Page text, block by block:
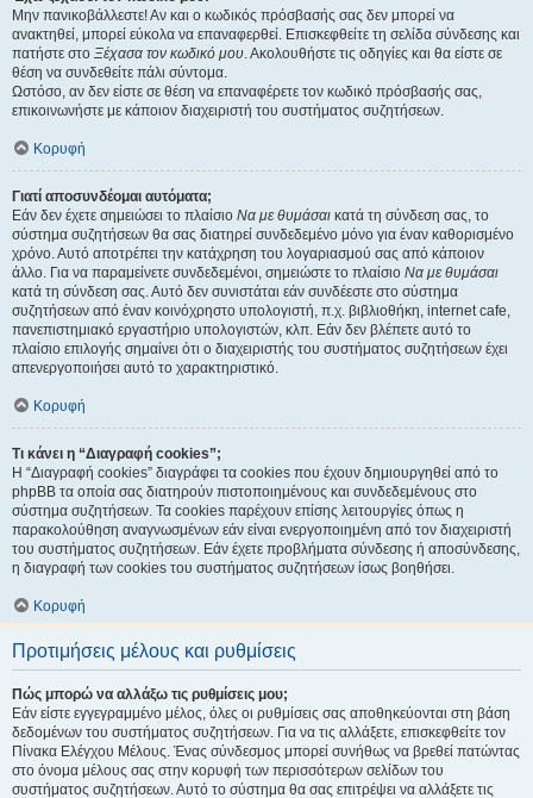
Μην πανικοβάλλεστε! Αν και ο κωδικός πρόσβασής σας δεν μπορεί να
ανακτηθεί, μπορεί εύκολα να επαναφερθεί. Επισκεφθείτε τη σελίδα σύνδεσης και
πατήστε στο Ξέχασα τον κωδικό μου. Ακολουθήστε τις οδηγίες και θα είστε σε
θέση να συνδεθείτε πάλι σύντομα.
Ωστόσο, αν δεν είστε σε θέση να επαναφέρετε τον κωδικό πρόσβασής σας,
επικοινωνήστε με κάποιον διαχειριστή του συστήματος συζητήσεων.
Κορυφή
Γιατί αποσυνδέομαι αυτόματα;
Εάν δεν έχετε σημειώσει το πλαίσιο Να με θυμάσαι κατά τη σύνδεση σας, το
σύστημα συζητήσεων θα σας διατηρεί συνδεδεμένο μόνο για έναν καθορισμένο
χρόνο. Αυτό αποτρέπει την κατάχρηση του λογαριασμού σας από κάποιον
άλλο. Για να παραμείνετε συνδεδεμένοι, σημειώστε το πλαίσιο Να με θυμάσαι
κατά τη σύνδεση σας. Αυτό δεν συνιστάται εάν συνδέεστε στο σύστημα
συζητήσεων από έναν κοινόχρηστο υπολογιστή, π.χ. βιβλιοθήκη, internet cafe,
πανεπιστημιακό εργαστήριο υπολογιστών, κλπ. Εάν δεν βλέπετε αυτό το
πλαίσιο επιλογής σημαίνει ότι ο διαχειριστής του συστήματος συζητήσεων έχει
απενεργοποιήσει αυτό το χαρακτηριστικό.
Κορυφή
Τι κάνει η “Διαγραφή cookies”;
Η “Διαγραφή cookies” διαγράφει τα cookies που έχουν δημιουργηθεί από το
phpBB τα οποία σας διατηρούν πιστοποιημένους και συνδεδεμένους στο
σύστημα συζητήσεων. Τα cookies παρέχουν επίσης λειτουργίες όπως η
παρακολούθηση αναγνωσμένων εάν είναι ενεργοποιημένη από τον διαχειριστή
του συστήματος συζητήσεων. Εάν έχετε προβλήματα σύνδεσης ή αποσύνδεσης,
η διαγραφή των cookies του συστήματος συζητήσεων ίσως βοηθήσει.
Κορυφή
Προτιμήσεις μέλους και ρυθμίσεις
Πώς μπορώ να αλλάξω τις ρυθμίσεις μου;
Εάν είστε εγγεγραμμένο μέλος, όλες οι ρυθμίσεις σας αποθηκεύονται στη βάση
δεδομένων του συστήματος συζητήσεων. Για να τις αλλάξετε, επισκεφθείτε τον
Πίνακα Ελέγχου Μέλους. Ένας σύνδεσμος μπορεί συνήθως να βρεθεί πατώντας
στο όνομα μέλους σας στην κορυφή των περισσότερων σελίδων του
συστήματος συζητήσεων. Αυτό το σύστημα θα σας επιτρέψει να αλλάξετε τις